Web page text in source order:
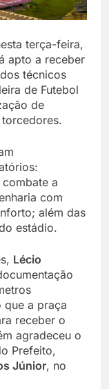
terça-feira,
apto a receber
técnicos
de Futebol
de
a
com
além das
estádio.
Lécio
que a praça
receber o
agradeceu o
Prefeito,
Júnior, no